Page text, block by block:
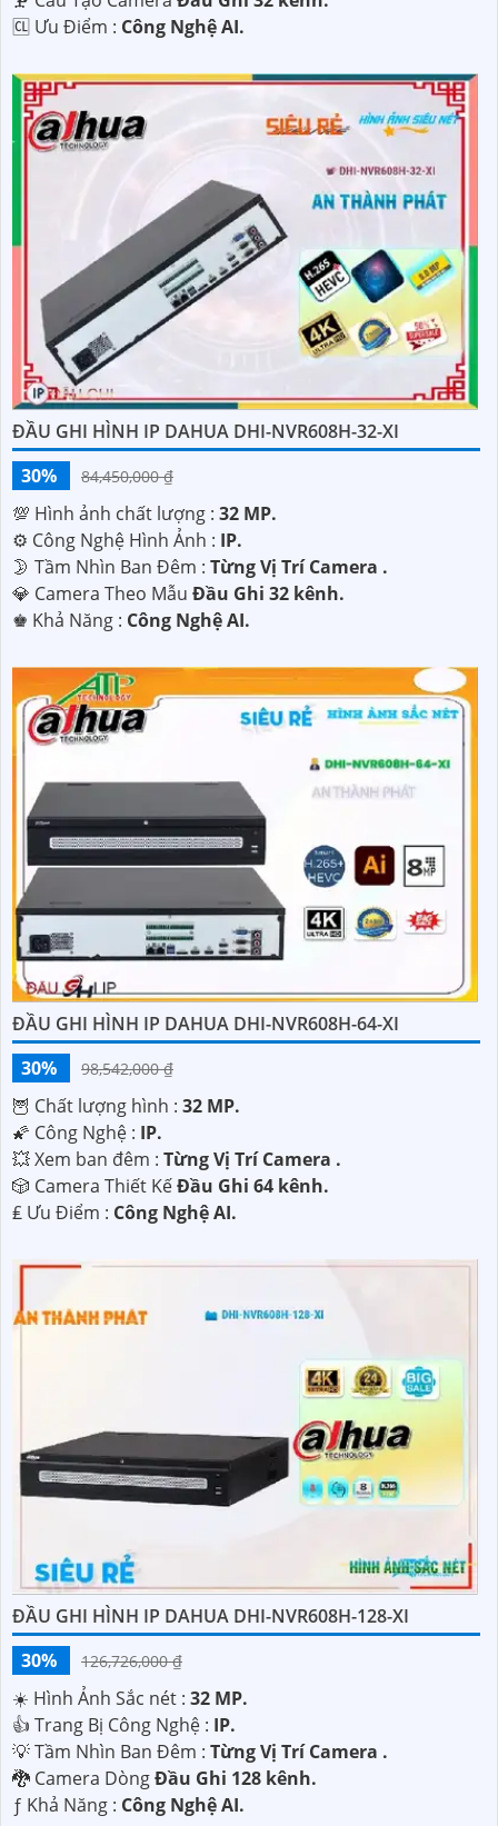
️🆑 Ưu Điểm : Công Nghệ AI.
ĐẦU GHI HÌNH IP DAHUA DHI-NVR608H-32-XI
30%
84,450,000 ₫
💯 Hình ảnh chất lượng : 32 MP.
⚙ Công Nghệ Hình Ảnh : IP.
🌛 Tầm Nhìn Ban Đêm : Từng Vị Trí Camera .
💎 Camera Theo Mẫu Đầu Ghi 32 kênh.
️♚ Khả Năng : Công Nghệ AI.
ĐẦU GHI HÌNH IP DAHUA DHI-NVR608H-64-XI
30%
98,542,000 ₫
🦉 Chất lượng hình : 32 MP.
🌠 Công Nghệ : IP.
💥 Xem ban đêm : Từng Vị Trí Camera .
🎲 Camera Thiết KếĐầu Ghi 64 kênh.
️₤ Ưu Điểm : Công Nghệ AI.
ĐẦU GHI HÌNH IP DAHUA DHI-NVR608H-128-XI
30%
126,726,000 ₫
☀️ Hình Ảnh Sắc nét : 32 MP.
👍 Trang Bị Công Nghệ : IP.
💡 Tầm Nhìn Ban Đêm : Từng Vị Trí Camera .
🐉️ Camera DòngĐầu Ghi 128 kênh.
️ƒ Khả Năng : Công Nghệ AI.